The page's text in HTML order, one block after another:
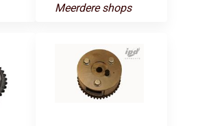
Meerdere shops